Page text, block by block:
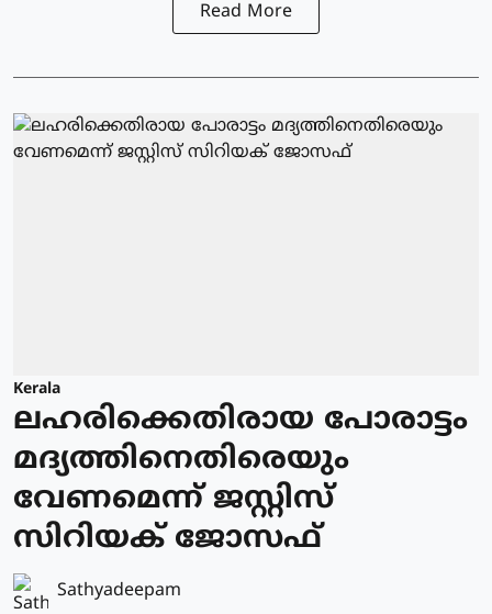
Read More
Kerala
ലഹരിക്കെതിരായ പോരാട്ടം
മദ്യത്തിനെതിരെയും
വേണമെന്ന് ജസ്റ്റിസ്
സിറിയക് ജോസഫ്
Sathyadeepam